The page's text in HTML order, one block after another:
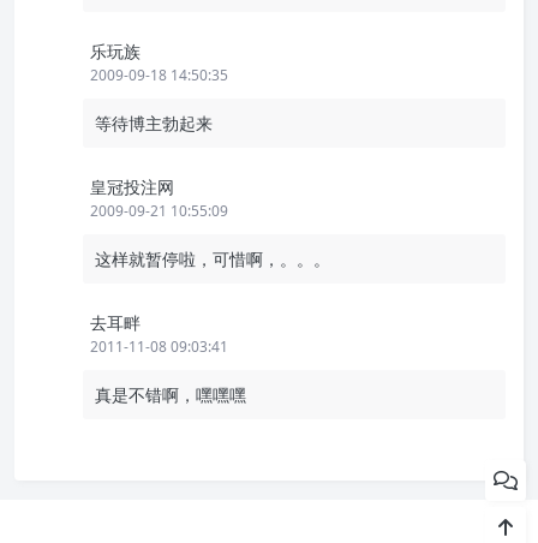
乐玩族
2009-09-18 14:50:35
等待博主勃起来
皇冠投注网
2009-09-21 10:55:09
这样就暂停啦，可惜啊，。。。
去耳畔
2011-11-08 09:03:41
真是不错啊，嘿嘿嘿